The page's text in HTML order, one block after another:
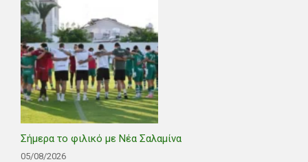
Σήμερα το φιλικό με Νέα Σαλαμίνα
05/08/2026